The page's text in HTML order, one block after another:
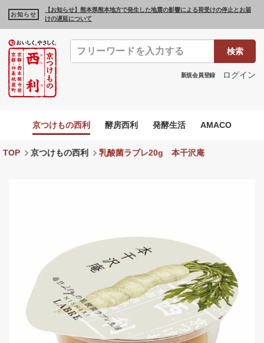
お知らせ
【お知らせ】熊本県熊本地方で発生した地震の影響による荷受けの停止とお届
けの遅延について
検索
新規会員登録 ログイン
京つけもの西利 酵房西利 発酵生活 AMACO
TOP 京つけもの西利 乳酸菌ラブレ20g 本干沢庵